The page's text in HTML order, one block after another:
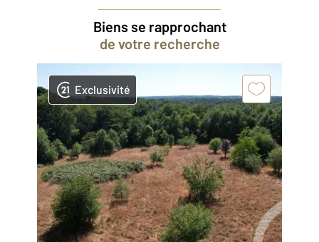
Biens se rapprochant
de votre recherche
Exclusivité